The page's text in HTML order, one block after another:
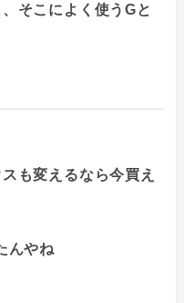
そこによく使うGと
も変えるなら今買え
んやね